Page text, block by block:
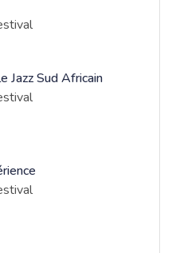
Jazz Sud Africain